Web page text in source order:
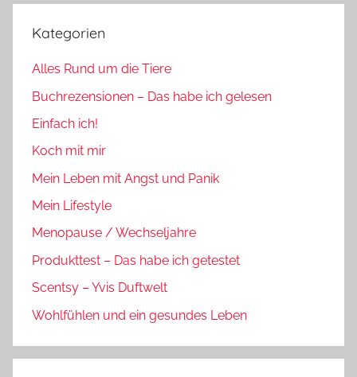
Kategorien
Alles Rund um die Tiere
Buchrezensionen – Das habe ich gelesen
Einfach ich!
Koch mit mir
Mein Leben mit Angst und Panik
Mein Lifestyle
Menopause / Wechseljahre
Produkttest – Das habe ich getestet
Scentsy – Yvis Duftwelt
Wohlfühlen und ein gesundes Leben